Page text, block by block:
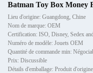
Batman Toy Box Money
Lieu d'origine: Guangdong, Chine
Nom de marque: OEM
Certification: ISO, Disney, Sedex
Numéro de modèle: Jouets OEM
Quantité de commande min:
Prix: Discussible
Détails d'emballage: Produit d'origine